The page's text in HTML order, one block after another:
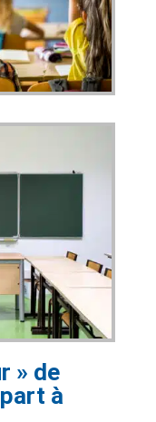
» de
à